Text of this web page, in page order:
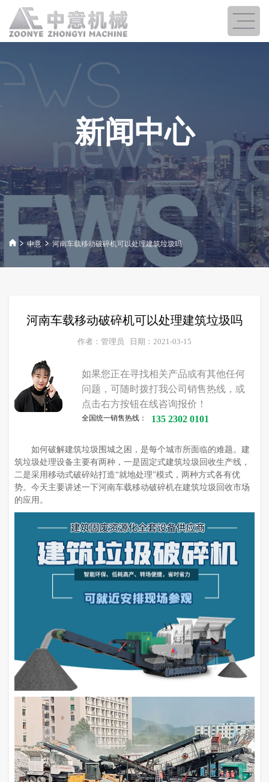
新闻中心
中意 河南车载移动破碎机可以处理建筑垃圾吗
河南车载移动破碎机可以处理建筑垃圾吗
作者：管理员 日期：2021-03-15
如果您正在寻找相关产品或有其他任何
问题，可随时拨打我公司销售热线，或
点击右方按钮在线咨询报价！
全国统一销售热线： 135 2302 0101
如何破解建筑垃圾围城之困，是每个城市所面临的难题。建
筑垃圾处理设备主要有两种，一是固定式建筑垃圾回收生产线，
二是采用移动式破碎站打造“就地处理”模式，两种方式各有优
势。今天主要讲述一下河南车载移动破碎机在建筑垃圾回收市场
的应用。